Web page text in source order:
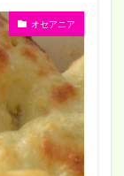
オセアニア